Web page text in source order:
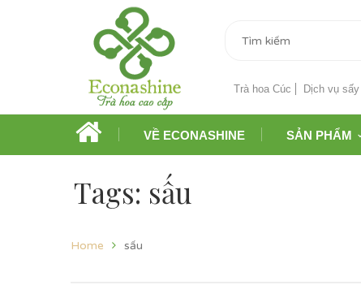
Trà hoa Cúc Dịch vụ
VỀ ECONASHINE SẢN PHẨM
Tags: sấu
Home sấu